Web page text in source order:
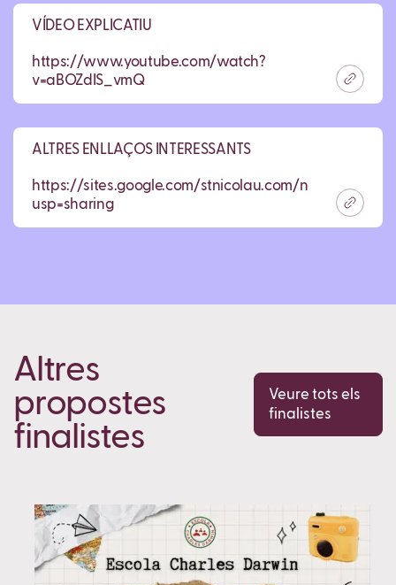
VÍDEO EXPLICATIU
https://www.youtube.com/watch?
v=aBOZdIS_vmQ
ALTRES ENLLAÇOS INTERESSANTS
https://sites.google.com/stnicolau.com/
usp=sharing
Altres
propostes
finalistes
Veure tots els
finalistes